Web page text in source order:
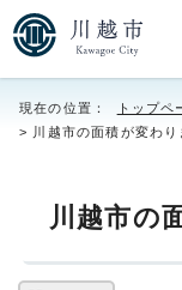
現在の位置： トップペ
> 川越市の面積が変わり
川越市の